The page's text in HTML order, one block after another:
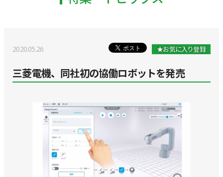
2020.05.26 ★お気に入り登録
三菱電機、同社初の協働ロボットを発売